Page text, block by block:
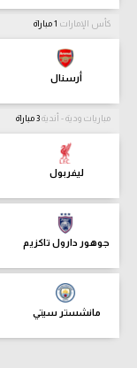
كأس الإمارات
أرسنال
مباريات ودية - أندية
ليفربول
جوهور دارول تاكزيم
مانشستر سيتي